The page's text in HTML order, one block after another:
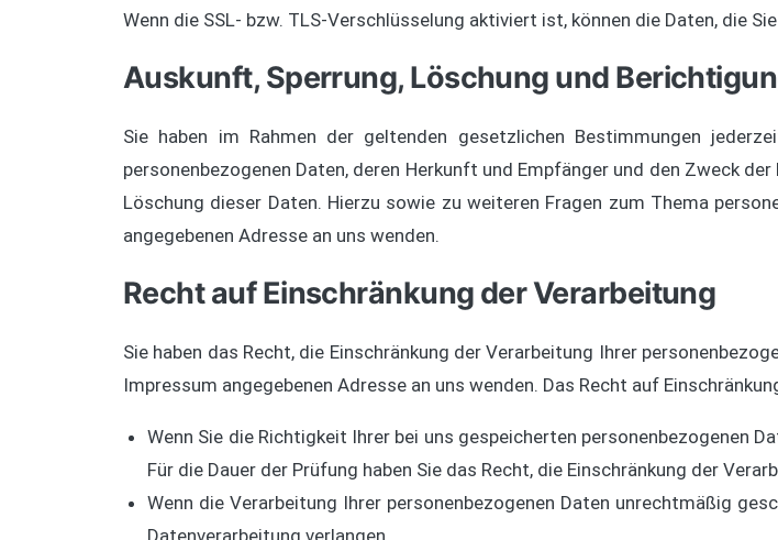
Wenn die SSL- bzw. TLS-Verschlüsselung aktiviert ist, können die Daten, die
Auskunft, Sperrung, Löschung und
Sie haben im Rahmen der geltenden gesetzlichen Bestimmungen
personenbezogenen Daten, deren Herkunft und Empfänger und den Zweck
Löschung dieser Daten. Hierzu sowie zu weiteren Fragen zum Thema
angegebenen Adresse an uns wenden.
Recht auf Einschränkung der Verarbeitung
Sie haben das Recht, die Einschränkung der Verarbeitung Ihrer
Impressum angegebenen Adresse an uns wenden. Das Recht auf
Wenn Sie die Richtigkeit Ihrer bei uns gespeicherten personenbezogenen
Für die Dauer der Prüfung haben Sie das Recht, die Einschränkung der
Wenn die Verarbeitung Ihrer personenbezogenen Daten unrechtmäßig
Datenverarbeitung verlangen.